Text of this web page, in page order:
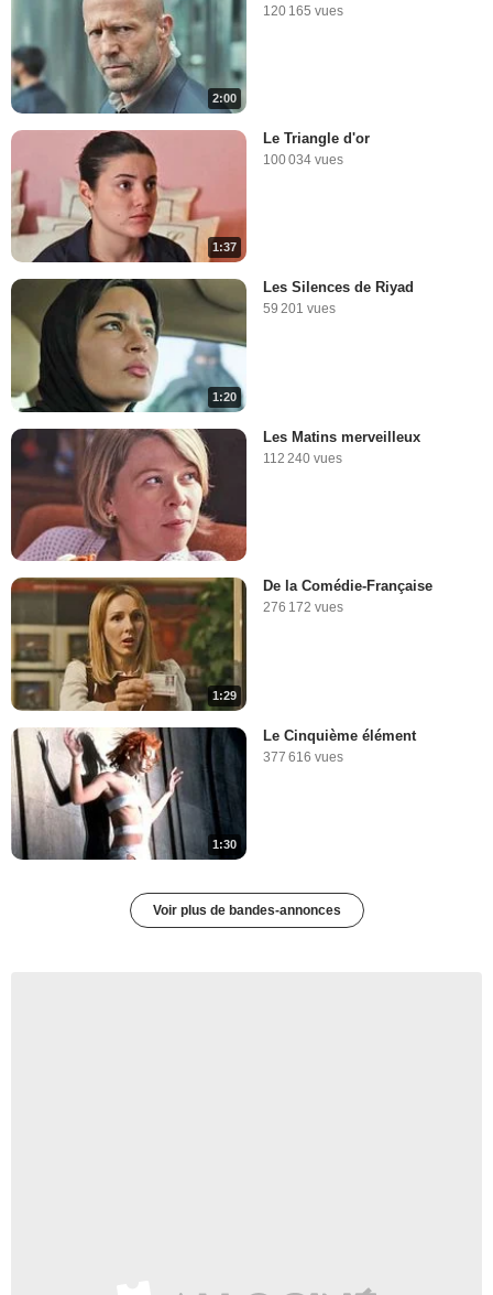
2:00
120 165 vues
1:37
Le Triangle d'or
100 034 vues
1:20
Les Silences de Riyad
59 201 vues
Les Matins merveilleux
112 240 vues
1:29
De la Comédie-Française
276 172 vues
1:30
Le Cinquième élément
377 616 vues
Voir plus de bandes-annonces